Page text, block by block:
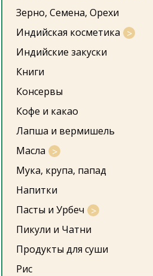
Зерно, Семена, Орехи
Индийская косметика
Индийские закуски
Книги
Консервы
Кофе и какао
Лапша и вермишель
Масла
Мука, крупа, папад
Напитки
Пасты и Урбеч
Пикули и Чатни
Продукты для суши
Рис